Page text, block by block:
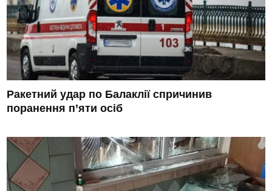
Ракетний удар по Балаклії спричинив
поранення п’яти осіб